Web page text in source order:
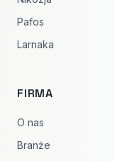
Pafos
Larnaka
FIRMA
O nas
Branże